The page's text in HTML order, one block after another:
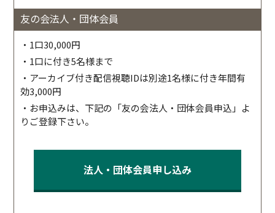
友の会法人・団体会員
・1口30,000円
・1口に付き5名様まで
・アーカイブ付き配信視聴IDは別途1名様に付き年間有
効3,000円
・お申込みは、下記の「友の会法人・団体会員申込」よ
りご登録下さい。
法人・団体会員申し込み